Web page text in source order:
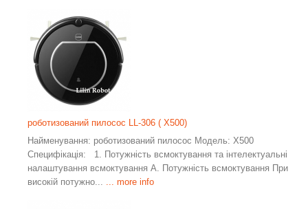
роботизований пилосос LL-306 ( X500)
Найменування: роботизований пилосос Модель: X500
Специфікація: 1. Потужність всмоктування та інтелектуальні
налаштування всмоктування A. Потужність всмоктування При
високій потужно...
... more info